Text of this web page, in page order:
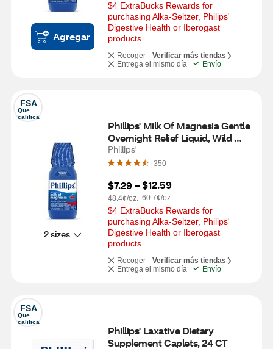
Agregar
$4 ExtraBucks Rewards for
purchasing Alka-Seltzer, Philips'
Digestive Health or Iberogast
products
Recoger - Verificar más tiendas
Entrega el mismo día
Envío
FSA
Que
califica
2 sizes
Phillips' Milk Of Magnesia Gentle
Overnight Relief Liquid, Wild
Cherry, 12 OZ
Phillips'
350
$7.29 –
48.4¢/oz.
$12.59
60.7¢/oz.
$4 ExtraBucks Rewards for
purchasing Alka-Seltzer, Philips'
Digestive Health or Iberogast
products
Recoger - Verificar más tiendas
Entrega el mismo día
Envío
FSA
Que
califica
Phillips' Laxative Dietary
Supplement Caplets, 24 CT